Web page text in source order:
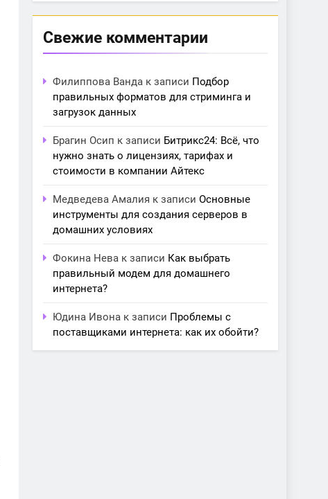
Свежие комментарии
Филиппова Ванда к записи Подбор
правильных форматов для стриминга и
загрузок данных
Брагин Осип к записи Битрикс24: Всё, что
нужно знать о лицензиях, тарифах и
стоимости в компании Айтекс
Медведева Амалия к записи Основные
инструменты для создания серверов в
домашних условиях
Фокина Нева к записи Как выбрать
правильный модем для домашнего
интернета?
Юдина Ивона к записи Проблемы с
поставщиками интернета: как их обойти?